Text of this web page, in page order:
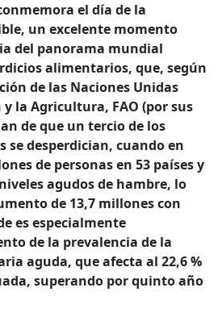
el día de la
un excelente momento
del panorama mundial
alimentarios, que, según
de las Naciones Unidas
la Agricultura, FAO (por sus
de que un tercio de los
se desperdician, cuando en
de personas en 53 países y
agudos de hambre, lo
de 13,7 millones con
es especialmente
de la prevalencia de la
aguda, que afecta al 22,6 %
superando por quinto año